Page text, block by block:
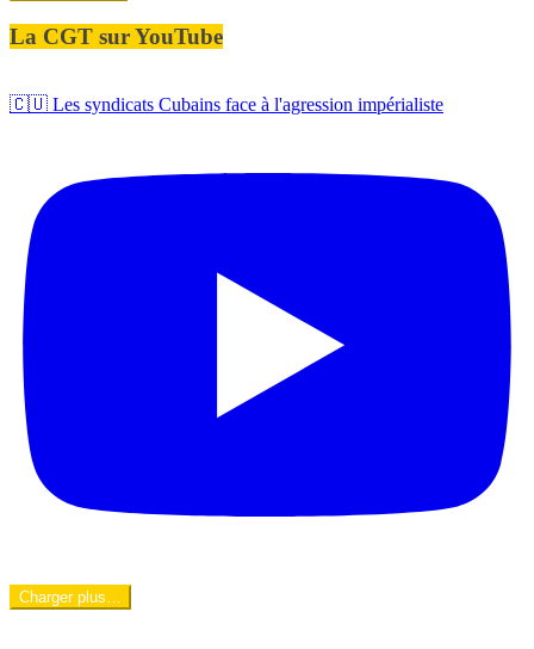
La CGT sur YouTube
🇨🇺 Les syndicats Cubains face à l'agression impérialiste
Charger plus…